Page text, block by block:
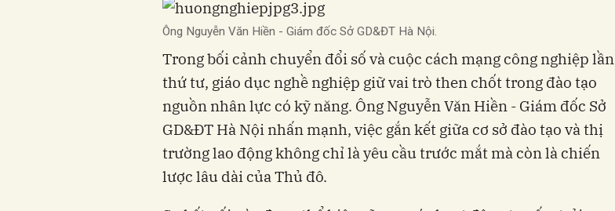
Ông Nguyễn Văn Hiền - Giám đốc Sở GD&ĐT Hà Nội.
Trong bối cảnh chuyển đổi số và cuộc cách mạng công nghiệp lần
thứ tư, giáo dục nghề nghiệp giữ vai trò then chốt trong đào tạo
nguồn nhân lực có kỹ năng. Ông Nguyễn Văn Hiền - Giám đốc Sở
GD&ĐT Hà Nội nhấn mạnh, việc gắn kết giữa cơ sở đào tạo và thị
trường lao động không chỉ là yêu cầu trước mắt mà còn là chiến
lược lâu dài của Thủ đô.